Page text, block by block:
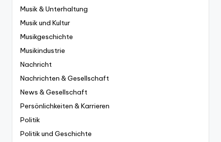
Musik & Unterhaltung
Musik und Kultur
Musikgeschichte
Musikindustrie
Nachricht
Nachrichten & Gesellschaft
News & Gesellschaft
Persönlichkeiten & Karrieren
Politik
Politik und Geschichte